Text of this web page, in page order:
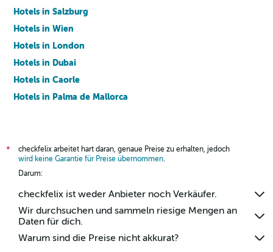
Hotels in Salzburg
Hotels in Wien
Hotels in London
Hotels in Dubai
Hotels in Caorle
Hotels in Palma de Mallorca
*
checkfelix arbeitet hart daran, genaue Preise zu erhalten, jedoch
wird keine Garantie für Preise übernommen.
Darum:
checkfelix ist weder Anbieter noch Verkäufer.
Wir durchsuchen und sammeln riesige Mengen an
Daten für dich.
Warum sind die Preise nicht akkurat?